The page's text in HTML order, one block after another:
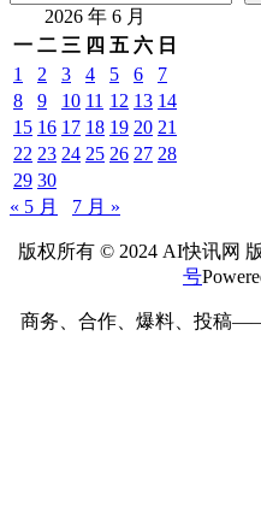
2026 年 6 月
一 二 三 四 五 六 日
1
2 3 4 5 6
7
8
9 10 11 12 13 14
15 16 17 18 19 20 21
22 23 24 25 26 27 28
29 30
« 5 月
7 月 »
版权所有 © 2024 AI快讯网
号
商务、合作、爆料、投稿